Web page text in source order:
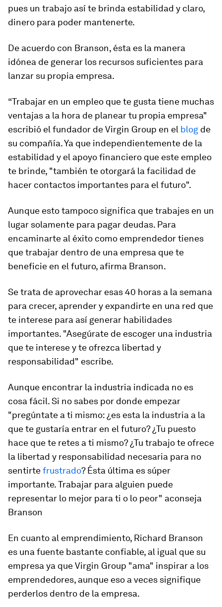
pues un trabajo así te brinda estabilidad y claro,
dinero para poder mantenerte.
De acuerdo con Branson, ésta es la manera
idónea de generar los recursos suficientes para
lanzar su propia empresa.
“Trabajar en un empleo que te gusta tiene muchas
ventajas a la hora de planear tu propia empresa"
escribió el fundador de Virgin Group en el blog de
su compañía. Ya que independientemente de la
estabilidad y el apoyo financiero que este empleo
te brinde, "también te otorgará la facilidad de
hacer contactos importantes para el futuro".
Aunque esto tampoco significa que trabajes en un
lugar solamente para pagar deudas. Para
encaminarte al éxito como emprendedor tienes
que trabajar dentro de una empresa que te
beneficie en el futuro, afirma Branson.
Se trata de aprovechar esas 40 horas a la semana
para crecer, aprender y expandirte en una red que
te interese para así generar habilidades
importantes. "Asegúrate de escoger una industria
que te interese y te ofrezca libertad y
responsabilidad" escribe.
Aunque encontrar la industria indicada no es
cosa fácil. Si no sabes por donde empezar
"pregúntate a ti mismo: ¿es esta la industria a la
que te gustaría entrar en el futuro? ¿Tu puesto
hace que te retes a ti mismo? ¿Tu trabajo te ofrece
la libertad y responsabilidad necesaria para no
sentirtefrustrado? Ésta última es súper
importante. Trabajar para alguien puede
representar lo mejor para ti o lo peor" aconseja
Branson
En cuanto al emprendimiento, Richard Branson
es una fuente bastante confiable, al igual que su
empresa ya que Virgin Group "ama" inspirar a los
emprendedores, aunque eso a veces signifique
perderlos dentro de la empresa.